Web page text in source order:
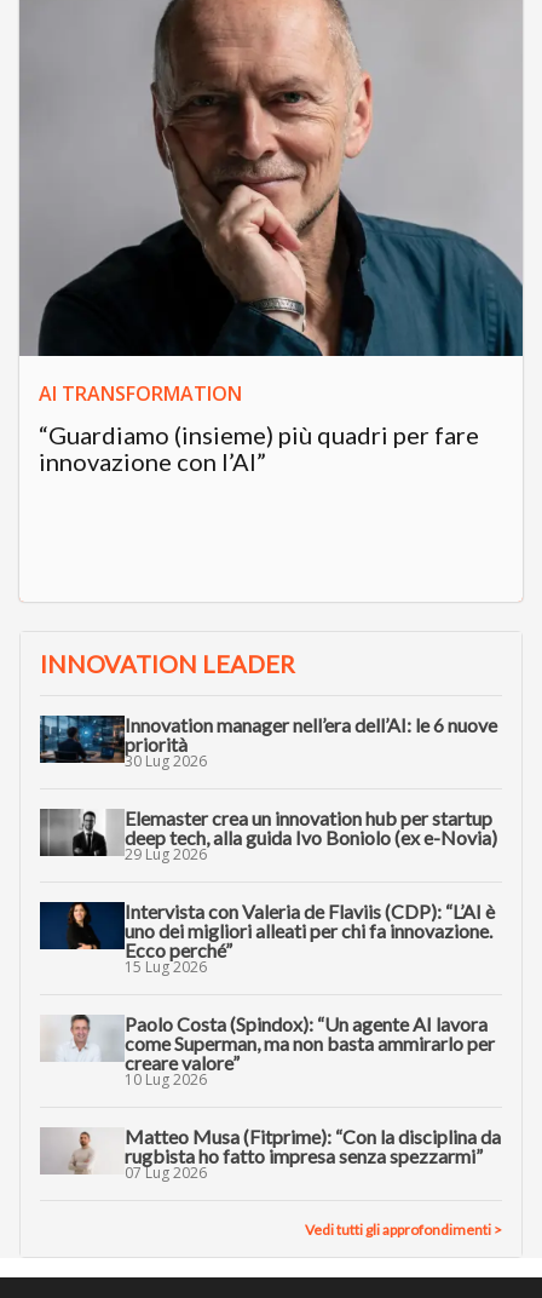
AI TRANSFORMATION
“Guardiamo (insieme) più quadri per fare
innovazione con l’AI”
INNOVATION LEADER
Innovation manager nell’era dell’AI: le 6 nuove
priorità
30 Lug 2026
Elemaster crea un innovation hub per startup
deep tech, alla guida Ivo Boniolo (ex e-Novia)
29 Lug 2026
Intervista con Valeria de Flaviis (CDP): “L’AI è
uno dei migliori alleati per chi fa innovazione.
Ecco perché”
15 Lug 2026
Paolo Costa (Spindox): “Un agente AI lavora
come Superman, ma non basta ammirarlo per
creare valore”
10 Lug 2026
Matteo Musa (Fitprime): “Con la disciplina da
rugbista ho fatto impresa senza spezzarmi”
07 Lug 2026
Vedi tutti gli approfondimenti >